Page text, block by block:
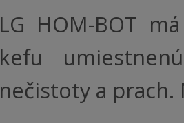
LG HOM-BOT
kefu
nečistoty a